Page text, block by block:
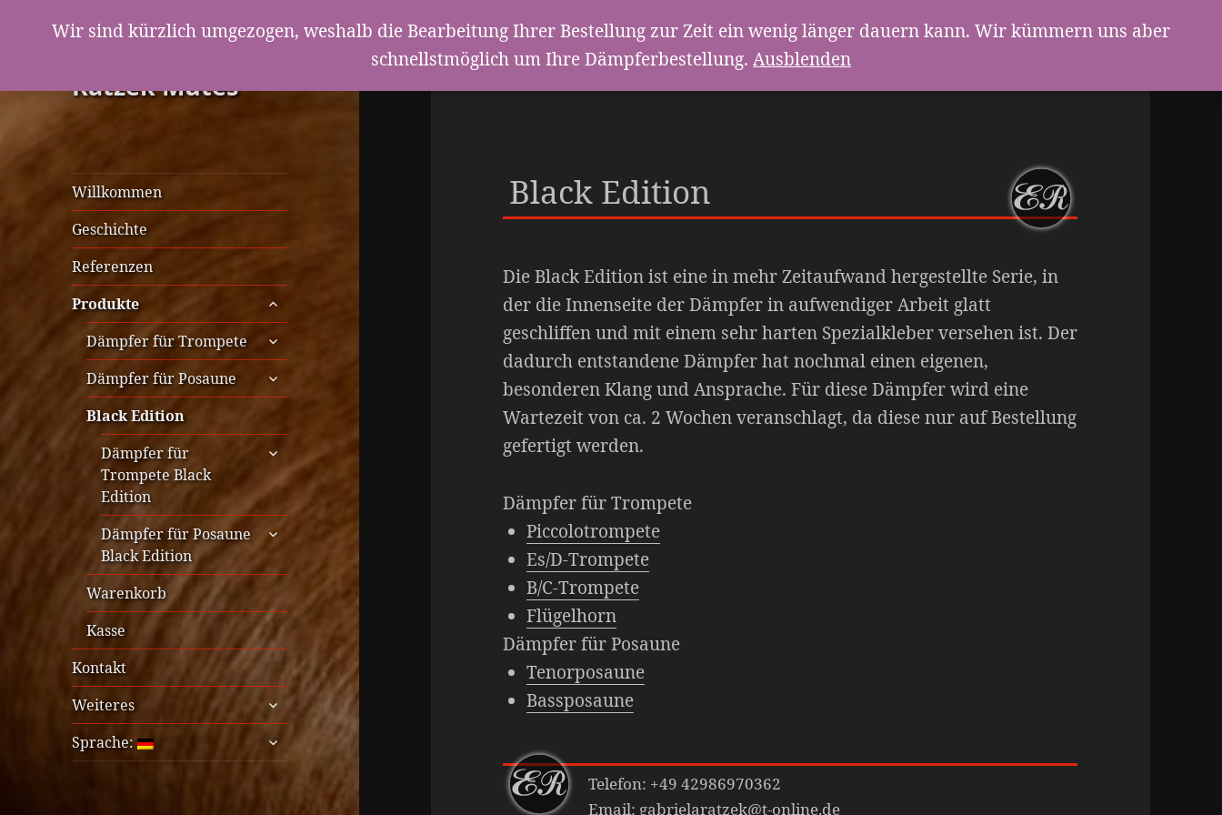
Ratzek Mutes
Willkommen
Geschichte
Referenzen
Produkte
untermenü
anzeigen
Dämpfer für Trompete
untermenü
anzeigen
Dämpfer für Posaune
untermenü
anzeigen
Black Edition
Dämpfer für
Trompete Black
Edition
untermenü
anzeigen
Dämpfer für Posaune
Black Edition
untermenü
Warenkorb
Kasse
Kontakt
Weiteres
untermenü
anzeigen
Sprache:
untermenü
anzeigen
Black Edition
Die Black Edition ist eine in mehr Zeitaufwand hergestellte Serie, in
der die Innenseite der Dämpfer in aufwendiger Arbeit glatt
geschliffen und mit einem sehr harten Spezialkleber versehen ist. Der
dadurch entstandene Dämpfer hat nochmal einen eigenen,
besonderen Klang und Ansprache. Für diese Dämpfer wird eine
Wartezeit von ca. 2 Wochen veranschlagt, da diese nur auf Bestellung
gefertigt werden.
Dämpfer für Trompete
Piccolotrompete
Es/D-Trompete
B/C-Trompete
Flügelhorn
Dämpfer für Posaune
Tenorposaune
Bassposaune
Telefon: +49 42986970362
Email: gabrielaratzek@t-online.de
Wir sind kürzlich umgezogen, weshalb die Bearbeitung Ihrer Bestellung zur Zeit ein wenig länger dauern kann. Wir kümmern uns aber
schnellstmöglich um Ihre Dämpferbestellung. Ausblenden